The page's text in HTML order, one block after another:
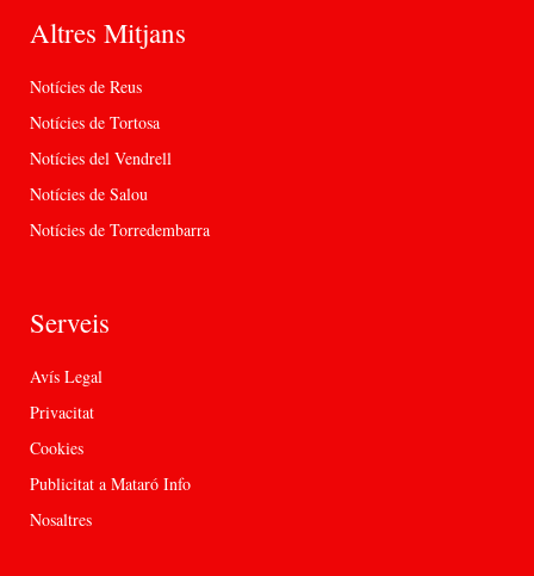
Altres Mitjans
Notícies de Reus
Notícies de Tortosa
Notícies del Vendrell
Notícies de Salou
Notícies de Torredembarra
Serveis
Avís Legal
Privacitat
Cookies
Publicitat a Mataró Info
Nosaltres